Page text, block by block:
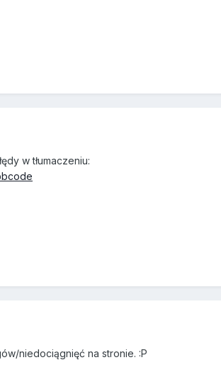
w tłumaczeniu:
niedociągnięć na stronie. :P